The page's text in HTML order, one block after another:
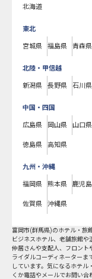
北海道
東北
宮城県 福島県 青森県
北陸・甲信越
新潟県 長野県 石川県
中国・四国
広島県 岡山県 山口県
徳島県 高知県
九州・沖縄
福岡県 熊本県 鹿児
佐賀県 沖縄県
富岡市(群馬県)のホテル・旅
ビジネスホテル、老舗旅館や
仲居さんや支配人、フロント
ライダルコーディネーターま
しています。気になるホテ
くか電話やメールでお問い